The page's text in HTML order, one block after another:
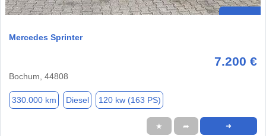
Mercedes Sprinter
7.200 €
Bochum, 44808
330.000 km Diesel 120 kw (163 PS)
★ ➦ ➜